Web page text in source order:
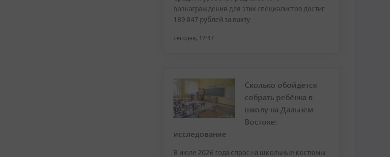
вознаграждения для этих специалистов достиг
189 847 рублей за вахту
сегодня, 12:37
Сколько обойдется
собрать ребёнка в
школу на Дальнем
Востоке:
исследование
В июле 2026 года спрос на школьные костюмы